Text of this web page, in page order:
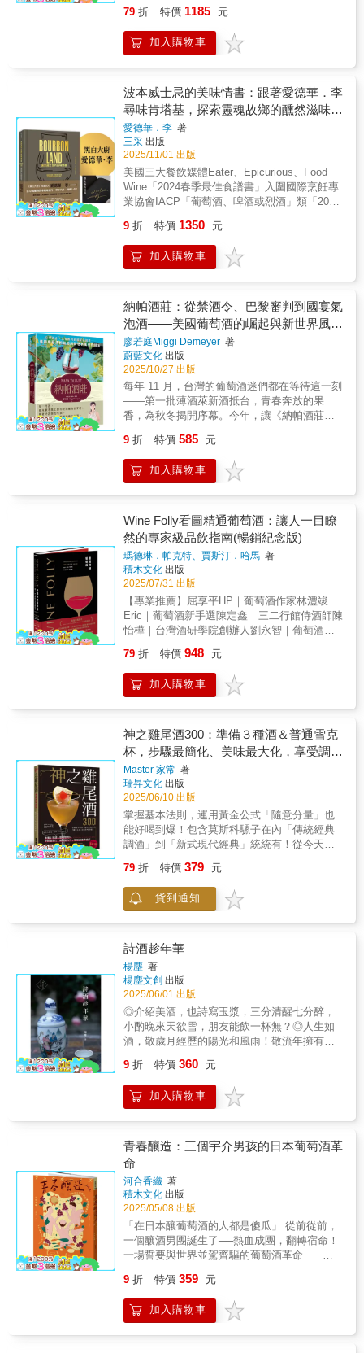
『想認識勃根地葡萄酒，卻連勃根地在哪都不
太確定』的讀者。」 入行以來的每個工作
天，奧爾多都在餐廳裡協助客人挑選最適合的
搭餐酒； 開過數以萬計的酒瓶、回答過無
這些來自第一線的侍酒經驗，給予他實際且獨
到的視角。 在這本首部巨作《葡萄酒超圖
解》裡，奧爾多透過簡單的圖表與活潑的插
圖， 完美結合葡萄酒的專業知識及精闢見
解，協助所有愛酒之人在零基礎狀態下，
無痛建立自身品酒觀，可謂新世代葡萄酒指
南。 ★奧爾多．索姆的葡萄酒十大守
則 1.品嘗、品嘗、品嘗！這是唯一的學習
之道！ 2.人們可從一瓶好酒中學到很多，
從一瓶不喜歡的酒中能學到的則更多。 3.
保持開放、好奇，並展現熱情。如果賣酒給你
的人很勢利，那他們顯然入錯行了。 4.如
果有人推薦酒款給你，主動詢問他們「為什麼
喜歡這款酒？」 5.價格昂貴不代表最好，
元。 6.如果剛開瓶時你喝了不喜歡，每放
個半小時就去重新嘗一口。 7.不必等到特
殊的日子才打開特殊酒款品嘗，想喝的時候就
喝。 8.好的釀酒師比所謂「好的年份」更
重要。 9.葡萄酒的首要任務，就是讓人們
互相交流。 10.說到底，葡萄酒其實沒有任
何守則可言。 ★釀造 × 產區 × 選購 × 品飲
× 餐搭，深入淺出，全面詳解 《葡萄酒超
步，涵蓋： 釀造原理、產區特色、選購要
打細算」或「稍微奢侈」地選購品項、舉辦小
型品酒活動的步驟等。 奧爾多將逐步帶領
讀者建立個人的「葡萄酒風味資料庫」，
深度了解優質葡萄酒的辨識基準，以及各項實
用品飲訣竅。包括： ►葡萄酒應該直立或
橫放？為什麼？ ►如何保存葡萄酒？室溫
放置或送進冰箱冷藏？ ►開瓶時有什麼絕
技？開到一半軟木塞斷了怎麼救？ ►為什
麼要醒酒？酒杯造型對香氣與風味有什麼影
響？ ►萬用品飲三步驟：看、聞、嘗，快
速建立自身的品酒觀 ►如何透過葡萄酒香
氣輪（aromas of wine）選擇最適合自己的酒
味、食材與各國料理等選搭 ►如何根據陰
曆決定喝酒時機？就連星座也有影響？ 更
有趣的是，奧爾多同時也解釋了「為何不該完
酒的品質？ ►為何有些葡萄酒中會有老鼠
味？ ►最完美的搭餐酒其實不存在？為什
麼？ ►何謂「天然」葡萄酒？如何定義？
為何各家學派爭議不斷？ 讀完這本書後，
下次當你在餐廳準備點酒時， 會因為從酒
單上看見無限可能而雙眼發亮，不再因一無所
知而呆若木雞。 ★全球知名美食家、頂尖
主廚、侍酒師、超級名模熱烈推薦 若你曾
想多認識葡萄酒一點，這本書正是為你而寫。
奧爾多讓葡萄酒變得更平易近人且饒富趣味。
酒師／瑪德琳．帕克特（Madeline
Puckette） 每回到Le Bernardin用餐總令我
驚豔，奧爾多的專業建議與親和魅力更是教人
本《葡萄酒超圖解》，人人都能成為世界級品
酒高手。——超模、廚師暨作家／克莉絲汀．
泰根（Christine Teigen） 和奧爾多品酒
時，我總感到自在又愜意。雖然他是享譽盛名
的世界級侍酒師，但他總能引導我探索、感受
每一款佳釀，這本書必定能讓你重新愛上葡萄
酒。——ThinkFoodGroup集團主廚暨創辦人／
為葡萄酒高不可攀且複雜難懂的人，都該讀讀
這本書！在不到300頁的篇幅中，奧爾多．索姆
以機智幽默又精湛的教學方式，為讀者開啟葡
新世代葡萄酒愛好者的必讀經典。——紐約法
式餐廳Racines NY經理合夥人暨侍酒師／帕絲
卡琳．勒佩爾蒂耶（Pascaline Lepeltier）
這絕對是我讀過最棒的葡萄酒入門書。我多希
望最初接觸葡萄酒時就能有這樣一本指南。奧
爾多讓品飲變得很有趣，卻絲毫不顯輕率。再
次證明他是全球最頂尖的侍酒師，更重要的
是，他是位偉大的葡萄酒老師。——飲食小說
家／傑伊．麥金納尼（Jay McInerney） 升
級知識、精準選購、聰明品飲、放膽嘗
一起走進最迷人的葡萄酒世界！本書特色◎世
界最佳侍酒師、紐約米其林三星餐廳Le
Bernardin葡萄酒總監奧爾多．索姆首部巨作◎
Best New Cocktails系列雞尾酒書籍，介紹全球
爆發的階段，Gary Regan的持續書寫，對產業
有著舉足輕重的影響力。所有酒譜皆以全英文
紀錄，搭配台灣新銳插畫家黃心慈手繪的調
Cocktails in Asia》不只是一本酒譜，更是一部
亞洲雞尾酒文化的縮影。
50道主廚級波本料理｜🥃 大師級波本品飲指南
匠心獨運的波本風味鉅作，邀你舉杯共飲、開
動上桌！首刷附贈【臺灣美國威士忌節「讀」
日常，細品百年波本所流淌的風味與故事。 ．
． ． 全球高達95%的波本威士忌，皆誕生於這
片被譽為「波本聖地」的肯塔基州。在這裡，
波本不只是酒，它是流動的歷史、是生活的方
式，更是肯塔基人代代相傳的文化與傳統。 身
為深耕當地21年的主廚與波本行家，愛德華・
李將這份深情傾注於書中。化身為波本的引路
人與說書人，透過散文食譜、歷史軼事、人物
特寫與酒廠巡禮，帶讀者從多元角度，深度認
識這款蘊含風土故事的傳奇烈酒。
識波本歷史文化：從法規到百年名廠｜考究波
本的百年歷史，搞懂波本法規與製程，認識酒
標上的標誌性人物與經典蒸餾廠。 ｜深入波本
化、蒸餾到熟成的每道工序，見證傳統工藝如
何淬鍊出享譽全球的波本威士忌。 ｜解析波本
風味：五大元素的風土與技藝｜從火、玉米、
橡木、酵母與銅五大關鍵元素，細品風土與技
藝如何共譜出層次豐富的酒液。 ｜發掘職人精
神：波本風味的幕後守護者｜跟著愛德華走訪
在地職人，傾聽伐木人、農夫、桶匠、工匠、
蒸餾師、調酒師與廚師，娓娓道來最真摯的幕
圖與行程｜由當地人帶路，深度探訪經典肯塔
基波本觀光路線，涵蓋酒廠、餐飲、娛樂的全
方位導覽指南。
============================== 【主
廚的波本風味學｜從品飲到烹飪的全方位指
南】 「波本的魅力，不僅讓人無法抗拒地想啜
飲，更讓它成為我廚房裡不可或缺的存在。」
對大多數人而言，波本屬於酒杯；但在愛德
華・李主廚眼中，波本同樣屬於廚房。 「如何
將波本入菜？」這個提問，讓他傾注兩年心
力，一邊探索波本的滋味，一邊將它融入料
理。 憑藉行家的鑑賞力與主廚的巧思，他將波
本奔放的靈魂收束於餐桌，提煉出風味精華，
化為50道匠心獨具的料理，成就這本獨一無二
的波本風味鉅作。 食譜涵蓋點心、沙拉、主
菜、湯品到甜點，只要在日常料理中注入一點
波本，就能讓味道更濃郁、更有層次，展現鮮
味、煙燻與焦糖的迷人底蘊。 無論是廚房新手
想不到的驚喜。
============================== 無論
你是因愛德華・李主廚而接觸波本，或早已對
波本與美式飲食文化充滿好奇，本書以料理、
美酒、攝影與故事，帶你走進肯塔基，感受波
本的多重風貌。 不只是食譜，更是一封寫給波
本威士忌的深情告白，也是一張通往波本聖地
的邀請函。 【首刷限定好禮】 《波本威士忌的
美味情書》本次與 2025 臺灣美國威士忌嘉年華
共同宣傳，讀者出示書中實體插卡，享「讀」
年華】現場，免費兌換單日入場券一張，入場
券含凱恩杯。2. 至全台指定門市單筆滿額即贈
【野牛仙蹤三入托特包】乙個，共限量100個，
送完為止。 *完整活動辦法詳見書中插卡。*禁
止酒駕，未滿18歲禁止飲酒。
79 折 特價 1185 元
加入購物車
波本威士忌的美味情書：跟著愛德華．李
尋味肯塔基，探索靈魂故鄉的醺然滋味
【作者燙金簽名 雋永珍藏版】
愛德華．李 著
三采 出版
2025/11/01 出版
美國三大餐飲媒體Eater、Epicurious、Food
Wine「2024春季最佳食譜書」入圍國際烹飪專
業協會IACP「葡萄酒、啤酒或烈酒」類「2025
50道主廚級波本料理｜🥃 大師級波本品飲指南
匠心獨運的波本風味鉅作，邀你舉杯共飲、開
動上桌！ 【隨附作者燙金簽名＆短語】 【內容
故事。 ． ． ． 全球高達95%的波本威士忌，
皆誕生於這片被譽為「波本聖地」的肯塔基
州。在這裡，波本不只是酒，它是流動的歷
史、是生活的方式，更是肯塔基人代代相傳的
文化與傳統。 身為深耕當地21年的主廚與波本
行家，愛德華・李將這份深情傾注於書中。化
身為波本的引路人與說書人，透過散文食譜、
歷史軼事、人物特寫與酒廠巡禮，帶讀者從多
元角度，深度認識這款蘊含風土故事的傳奇烈
酒。 ==============================
究波本的百年歷史，搞懂波本法規與製程，認
識酒標上的標誌性人物與經典蒸餾廠。 ｜深入
波本工藝：從穀物到瓶裝的淬鍊｜鑽研從穀
工藝如何淬鍊出享譽全球的波本威士忌。 ｜解
析波本風味：五大元素的風土與技藝｜從火、
玉米、橡木、酵母與銅五大關鍵元素，細品風
土與技藝如何共譜出層次豐富的酒液。 ｜發掘
職人精神：波本風味的幕後守護者｜跟著愛德
華走訪在地職人，傾聽伐木人、農夫、桶匠、
工匠、蒸餾師、調酒師與廚師，娓娓道來最真
摯的幕後心聲。 ｜巡禮波本聖地：在地人的私
房路線圖與行程｜由當地人帶路，深度探訪經
典肯塔基波本觀光路線，涵蓋酒廠、餐飲、娛
樂的全方位導覽指南。
============================== 【主
廚的波本風味學｜從品飲到烹飪的全方位指
南】 「波本的魅力，不僅讓人無法抗拒地想啜
飲，更讓它成為我廚房裡不可或缺的存在。」
對大多數人而言，波本屬於酒杯；但在愛德
華・李主廚眼中，波本同樣屬於廚房。 「如何
將波本入菜？」這個提問，讓他傾注兩年心
力，一邊探索波本的滋味，一邊將它融入料
理。 憑藉行家的鑑賞力與主廚的巧思，他將波
本奔放的靈魂收束於餐桌，提煉出風味精華，
化為50道匠心獨具的料理，成就這本獨一無二
的波本風味鉅作。 食譜涵蓋點心、沙拉、主
菜、湯品到甜點，只要在日常料理中注入一點
波本，就能讓味道更濃郁、更有層次，展現鮮
味、煙燻與焦糖的迷人底蘊。 無論是廚房新手
或料理高手，都能在其中找到靈感，輕鬆解鎖
============================== 無論
你是因愛德華・李主廚而接觸波本，或早已對
波本與美式飲食文化充滿好奇，本書以料理、
美酒、攝影與故事，帶你走進肯塔基，感受波
本的多重風貌。 不只是食譜，更是一封寫給波
本威士忌的深情告白，也是一張通往波本聖地
的邀請函。
9 折 特價 1350 元
加入購物車
納帕酒莊：從禁酒令、巴黎審判到國宴氣
泡酒——美國葡萄酒的崛起與新世界風格
的誕生
廖若庭Miggi Demeyer 著
蔚藍文化 出版
2025/10/27 出版
每年 11 月，台灣的葡萄酒迷們都在等待這一刻
——第一批薄酒萊新酒抵台，青春奔放的果
香，為秋冬揭開序幕。今年，讓《納帕酒莊》
你走進新世界美國最傳奇的葡萄酒產區——納
帕谷，品味一段段改寫世界葡萄酒歷史的傳奇
故事。＼一部橫跨歷史、文化、人物與風土的
酒的夢想之旅在美國加州舊金山以北，一條不
足五十公里的山谷，孕育了足以撼動世界的葡
萄酒傳奇。本書由旅美二十多年的侍酒師暨廚
師 Miggi Demeyer 執筆，以第一手走訪記錄與
深度專訪，揭開納帕谷如何從酒禁後的荒蕪，
一步步走向世界舞台，最終改寫葡萄酒的世界
版圖。《納帕酒莊》是一部橫跨歷史、文化、
人物與風土的故事集。作者 Miggi 的筆觸清
新，不僅傳遞知識，更能引領情感、喚起風
味。她以二十年的觀察、採訪與追蹤，釀成這
既品得出風味，也讀得出故事。她說，為葡萄
酒「添油加醋」加故事，會變得更好喝。因為
真正動人的，不只是酒本身，而是背後那些為
將讀到—— 酒禁時代的黑色幽默：從「黑
雞」（Black Chicken）暗語，到「悄悄說」
Speakeasy 地下酒吧的浪漫反抗，人們用創意
與勇氣在壓抑中找回飲酒的自由。 改寫歷史
的瞬間：1976 年「巴黎審判」，加州酒首次擊
敗法國波爾多與勃根地，讓世界看見新世界酒
的無限可能。 傳奇人物的縮影：從「美國釀
酒之父」André Tchelistcheff、「夏多內之王」
Dunn，他們不只是釀酒師，更是夢想與信念的
守護者。 酒莊的風格拼圖：走進百年義式莊
園 V. Sattui、帶有波斯風情的 Darioush、融合
當代藝術的 HALL Wines——每一座酒莊都承
載獨特的文化符號與精神風貌。 家族與小莊
園的故事：隱身山谷深處、不設招牌的小酒
莊，憑藉純粹與真誠，釀出有溫度的酒，寫下
與大酒莊並列的動人篇章。加了故事的美國
酒，每一瓶都好喝！所謂「舊世界」酒——以
法國、義大利、西班牙為代表，重視傳統、產
區法規與家族世襲，每一瓶酒背後都有一張祖
譜與厚重的歷史。然而，美國所代表的「新世
界」酒，則截然不同。品飲美國葡萄酒是一種
全新體驗。法國有嚴謹的產區制度與分級規
「釀酒師」為核心。相同的品種與風土，不同
的人卻能釀出截然不同的風味。也因此，美國
葡萄酒展現出獨特、多元且充滿可能性的樣
酒，其實是一種「群體行為」。酸度強不強？
單寧有多重？是否帶苦韻？味覺與嗅覺的感
受，需要透過彼此討論與印證來深化。這本
《納帕酒莊》，正是你打開新世界葡萄酒視野
的第一本書。它不只讓你看見美國酒的風格、
自由與挑戰精神，更讓你透過一個個釀酒師的
故事，理解「酒」為何能成為文化、夢想與信
念的容器。◆微醺推薦 (依姓氏筆畫序)李絲絲
扶輪3470地區 地區總監陳怡樺｜台灣酒研學院
理解葡萄酒的初學者 美食、旅遊與飲食文化
愛好者 想深入了解美國新世界葡萄酒的專業
人士與學生 葡萄酒從業者、餐飲科系學生與
9 折 特價 585 元
加入購物車
Wine Folly看圖精通葡萄酒：讓人一目瞭
然的專家級品飲指南(暢銷紀念版)
瑪德琳．帕克特、賈斯汀．哈馬 著
積木文化 出版
2025/07/31 出版
【專業推薦】屈享平HP｜葡萄酒作家林澧竣
Eric｜葡萄酒新手選陳定鑫｜三二行館侍酒師陳
怡樺｜台灣酒研學院創辦人劉永智｜葡萄酒作
學》作者 本書讓葡萄酒知識親和且具象，「即
視即得」再也不必束之高閣。屈享平HP｜葡萄
酒講師／作家看漫畫遠比念課本開心得多，這
葡萄酒新手選《Wine Folly看圖精通葡萄酒》全
新增訂版對葡萄酒愛好者與從業人員無疑是一
大福音！更豐富的內容，能滿足初學者與進階
者的知識需求；深入淺出的介紹與獨創的圖表
讓介紹顯得更生動活潑！陳定鑫｜三二行館侍
酒師葡萄酒世界中最有溫度的工具書！透過一
張張手感繪圖整合愛酒人士所需的專業與應用
知識，深深烙在腦海中，這是身為葡萄酒教育
先鋒者最渴望的夢幻教材啊！陳怡樺｜台灣酒
研學院創辦人如果作者上一本是葡萄酒的降龍
品種與產區依然用最乾淨易懂的向量圖表，輕
易打通葡萄酒中階的任督二脈！聶汎勳｜《酒
瓶裡的品飲美學》作者 【重點特色】．榮獲飲
2019年飲品書獎．以視覺化資訊圖表將葡萄酒
世界的複雜性化繁為簡，從圖像中能很快掌握
到重點，兼顧知識的深度及廣度。．全新食物
與葡萄酒餐搭矩陣圖表，輕鬆判斷葡萄酒類型
與各種食物的絕佳配對。．收錄超過100種葡萄
和葡萄酒，方便查找，提供嘗試新葡萄酒的不
敗選擇。．提供法國、意大利、西班牙等頂級
35張詳細地圖，還有各產區不可錯過的品種，
以利讀者探索。【內容介紹】葡萄酒＝科學＋
藝術《Wine Folly看圖精通葡萄酒》是來自世界
排名第一的葡萄酒知識網站WineFolly.com創作
書作者、釀酒師、科學家及醫師等等的專業見
解，經由設計師以清楚明瞭的視覺化資訊圖表
呈現。作者們的第一本書《Wine Folly看圖學葡
萄酒》以其原創性、易消化學習葡萄酒的方法
而受矚目，成為《紐約時報》暢銷書，也是亞
馬遜2015年飲食類年度選書、獲得讀者4.8顆星
的高評價，並且翻譯為二十多種語言版本。現
在，這本全新的《Wine Folly看圖精通葡萄酒：
讓人一目瞭然的專家級品飲指南》，是視覺品
飲指南再進化，餐搭、品種、產區地圖全面升
級，希望將讀者的葡萄酒知識提升到另一個新
階段。本書包含：★依名稱排序100種葡萄和葡
萄酒，彙整各品種（酒款）的風味特性、常見
類型、價位、侍酒建議、產區等豐富完整資
79 折 特價 948 元
加入購物車
神之雞尾酒300：準備３種酒＆普通雪克
杯，步驟最簡化、美味最大化，享受調酒
零挫折！
Master 家常 著
瑞昇文化 出版
2025/06/10 出版
掌握基本法則，運用黃金公式「隨意分量」也
能好喝到爆！包含莫斯科騾子在內「傳統經典
調酒」到「新式現代經典」統統有！從今天開
道怎麼開始。」「我想搖搖看雪克杯，可是準
備工具好像很麻煩。」「我摸過一點調酒，但
最近太忙了，完全沒時間調。」「我偶爾會調
喝，也想增加酒譜的儲備量。」一本滿足入
門、進階者的雞尾酒酒譜，收錄共300杯的特色
雞尾酒！讓你從零開始即刻就能上手！作者
Master 家常是「Cocktail Bar ANCHOR」的調
酒師，同時也是一名專YouTuber。在新冠疫情
期間因為替店裡的常客提供在家可以調製的簡
易酒譜、同時錄製教學影片，因緣際會的獲得
廣大迴響，同時累積14 萬人以上的訂閱數。本
書從器材的準備、酒類的知識、調酒的技術到
在快速入門的同時、吸取作者的經驗與心得，
相信讀完這本武功秘笈，您的品酒功力也能一
日千里、讓您能夠自由地敞徉於酒海裡、自在
讓人享受而存在的「配角」，人才是「主
角」！如果能夠運用本書的酒譜，再根據家
人、朋友或伴侶的喜好調整，製作出獨一無二
的一杯美酒，那無庸置疑地、就是最好的調
劑、美好生活的解方！★奉上九大黃金公式之
二★黃金公式3：酒＋君度橙酒＋檸檬汁材料含
君度橙酒與檸檬汁的雞尾酒有「白色佳人」。
這組材料的黃金比例是2：1：1，以白色佳人為
各為15ml。基酒換成伏特加或龍舌蘭，同樣能
調出一杯保證好喝的雞尾酒。黃金公式8：水果
類利口酒＋蔓越莓汁＋可爾必思我的口味和小
孩子一樣，喜歡甜甜的東西，所以也非常喜歡
79 折 特價 379 元
貨到通知
詩酒趁年華
楊塵 著
楊塵文創 出版
2025/06/01 出版
◎介紹美酒，也詩寫玉漿，三分清醒七分醉，
小酌晚來天欲雪，朋友能飲一杯無？◎人生如
酒，敬歲月經歷的陽光和風雨！敬流年擁有的
嘗過一輪之後，卻也了悟原來如此。酒固然有
許多知識，它的獨特滋味確實也令人留戀，但
真正令人著迷和感悟的是經歷不同場合的酒局
彿一杯一杯復一杯，就把曾經的年少催成了白
頭。人生如酒，這是一本關於寫詩喝酒的生活
美學之書。除了介紹世界各國名酒，更有許多
與酒相關的歷史、文學和名人逸事。而作者的
品酒人生際遇和感受，也透過詩和散文寫在不
同喝酒場合的當下。「一瓶美酒，就像一幕好
劇，任何時候回想起來都是熠熠生輝的。」──
蘇格蘭作家 羅伯特・路易斯・史蒂文森──◎
代理經銷：白象文化更多精彩內容請見
http://www.pressstore.com.tw/freereading/
9 折 特價 360 元
加入購物車
青春釀造：三個宇介男孩的日本葡萄酒革
命
河合香織 著
積木文化 出版
2025/05/08 出版
「在日本釀葡萄酒的人都是傻瓜」 從前從前，
一個釀酒男團誕生了── 熱血成團，翻轉宿命！
一場誓要與世界並駕齊驅的葡萄酒革命 ★
影榮獲馬德里國際影展最佳外語片獎★ 故
事要從日本葡萄酒之父麻井宇介的喪禮開始講
起…… 「舉辦喪禮的日子，我們這樣鬧好
9 折 特價 359 元
加入購物車